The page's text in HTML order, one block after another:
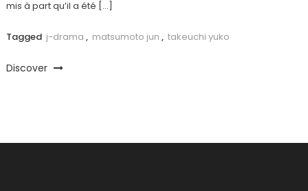
mis à part qu’il a été […]
Tagged j-drama , matsumoto jun , takeuchi yuko
Discover